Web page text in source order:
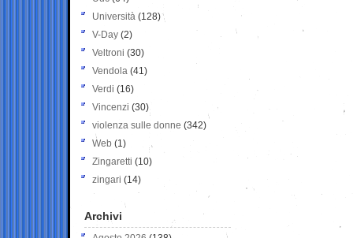
Università (128)
V-Day (2)
Veltroni (30)
Vendola (41)
Verdi (16)
Vincenzi (30)
violenza sulle donne (342)
Web (1)
Zingaretti (10)
zingari (14)
Archivi